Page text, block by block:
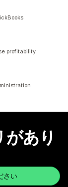
profitability
あり
さい